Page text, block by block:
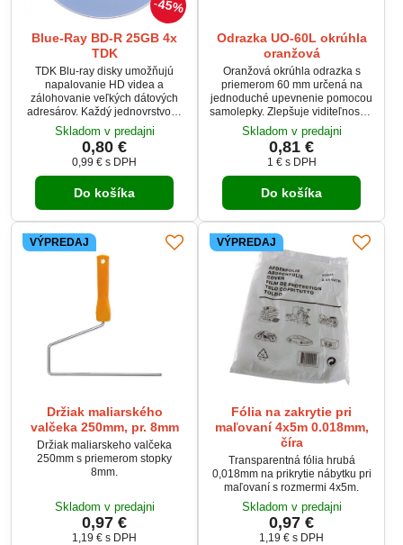
45%
Blue-Ray BD-R 25GB 4x
TDK
TDK Blu-ray disky umožňujú
napalovanie HD videa a
zálohovanie veľkých dátových
adresárov. Každý jednovrstvový
25GB disk umožňuje až 5
násobok kapacity bežného DVD,
uloženie až 2 hodín videa v
kvalite HD a zároveň podporuje
priepustnosť 72Mbps.
Skladom v predajni
0,80 €
0,99 € s DPH
Do košíka
Odrazka UO-60L okrúhla
oranžová
Oranžová okrúhla odrazka s
priemerom 60 mm určená na
jednoduché upevnenie pomocou
samolepky. Zlepšuje viditeľnosť a
bezpečnosť vozidiel, prívesov či
iných povrchov.
Skladom v predajni
0,81 €
1 € s DPH
Do košíka
VÝPREDAJ
Držiak maliarského
valčeka 250mm, pr. 8mm
Držiak maliarskeho valčeka
250mm s priemerom stopky
8mm.
Skladom v predajni
0,97 €
1,19 € s DPH
VÝPREDAJ
Fólia na zakrytie pri
maľovaní 4x5m 0.018mm,
číra
Transparentná fólia hrubá
0,018mm na prikrytie nábytku pri
maľovaní s rozmermi 4x5m.
Skladom v predajni
0,97 €
1,19 € s DPH